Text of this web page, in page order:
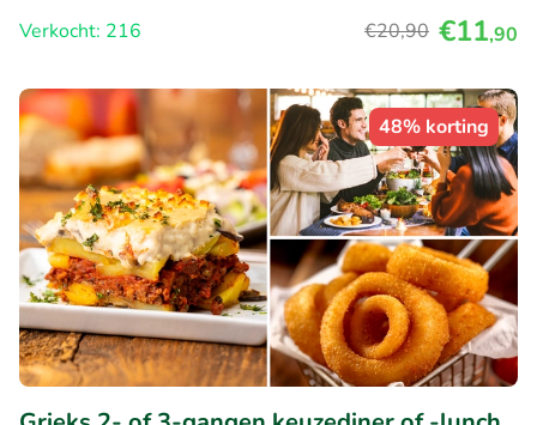
Verkocht: 216
€20,90 €11,90
48% korting